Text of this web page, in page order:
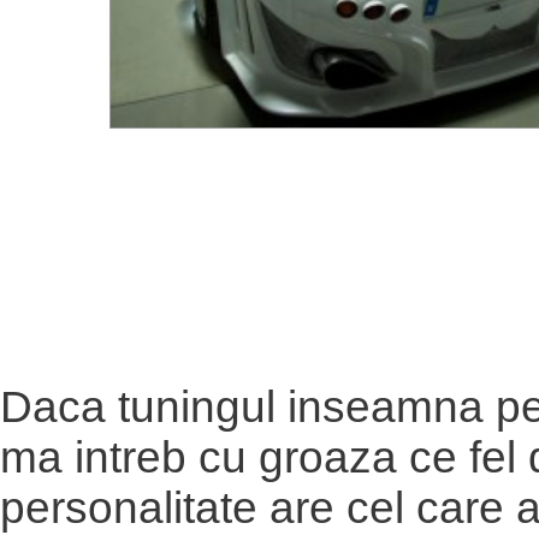
Daca tuningul inseamna
ma intreb cu groaza ce fel
personalitate are cel care